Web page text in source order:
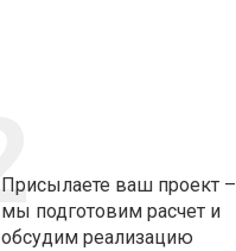
2
Присылаете ваш проект –
мы подготовим расчет и
обсудим реализацию